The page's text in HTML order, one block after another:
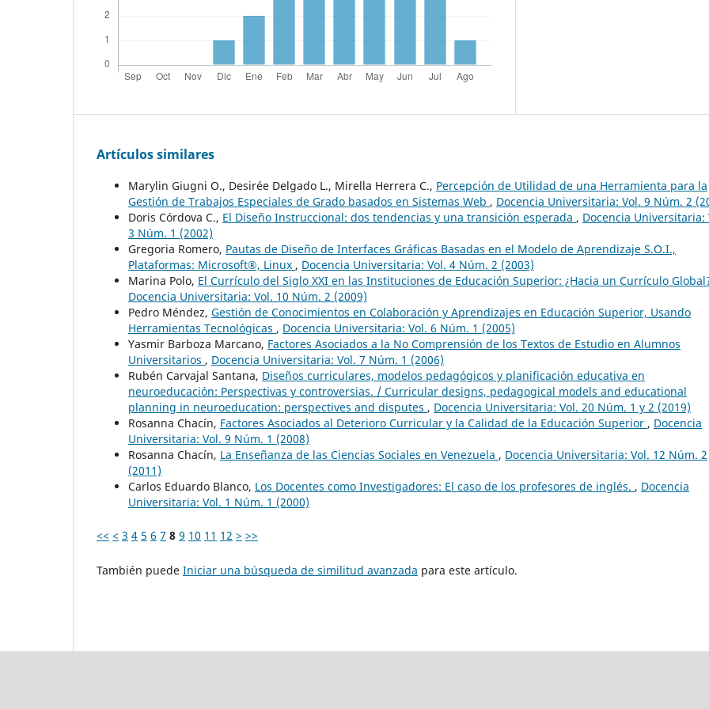
Artículos similares
Marylin Giugni O., Desirée Delgado L., Mirella Herrera C., Percepción de Utilidad de una Herramienta para la
Gestión de Trabajos Especiales de Grado basados en Sistemas Web , Docencia Universitaria: Vol. 9 Núm. 2
Doris Córdova C., El Diseño Instruccional: dos tendencias y una transición esperada , Docencia Universitaria:
3 Núm. 1 (2002)
Gregoria Romero, Pautas de Diseño de Interfaces Gráficas Basadas en el Modelo de Aprendizaje S.O.I.,
Plataformas: Microsoft®, Linux , Docencia Universitaria: Vol. 4 Núm. 2 (2003)
Marina Polo, El Currículo del Siglo XXI en las Instituciones de Educación Superior: ¿Hacia un Currículo
Docencia Universitaria: Vol. 10 Núm. 2 (2009)
Pedro Méndez, Gestión de Conocimientos en Colaboración y Aprendizajes en Educación Superior, Usando
Herramientas Tecnológicas , Docencia Universitaria: Vol. 6 Núm. 1 (2005)
Yasmir Barboza Marcano, Factores Asociados a la No Comprensión de los Textos de Estudio en Alumnos
Universitarios , Docencia Universitaria: Vol. 7 Núm. 1 (2006)
Rubén Carvajal Santana, Diseños curriculares, modelos pedagógicos y planificación educativa en
neuroeducación: Perspectivas y controversias. / Curricular designs, pedagogical models and educational
planning in neuroeducation: perspectives and disputes , Docencia Universitaria: Vol. 20 Núm. 1 y 2 (2019)
Rosanna Chacín, Factores Asociados al Deterioro Curricular y la Calidad de la Educación Superior , Docencia
Universitaria: Vol. 9 Núm. 1 (2008)
Rosanna Chacín, La Enseñanza de las Ciencias Sociales en Venezuela , Docencia Universitaria: Vol. 12 Núm. 2
(2011)
Carlos Eduardo Blanco, Los Docentes como Investigadores: El caso de los profesores de inglés. , Docencia
Universitaria: Vol. 1 Núm. 1 (2000)
<< < 3 4 5 6 7 8 9 10 11 12 > >>
También puede Iniciar una búsqueda de similitud avanzada para este artículo.